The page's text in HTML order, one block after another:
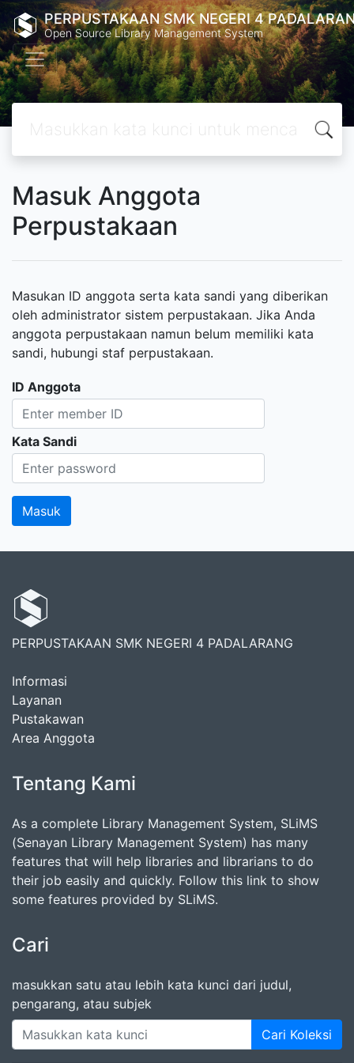
PERPUSTAKAAN SMK NEGERI 4
Open Source Library Management System
Masuk Anggota
Perpustakaan
Masukan ID anggota serta kata sandi yang diberikan
oleh administrator sistem perpustakaan. Jika Anda
anggota perpustakaan namun belum memiliki kata
sandi, hubungi staf perpustakaan.
ID Anggota
Kata Sandi
PERPUSTAKAAN SMK NEGERI 4 PADALARANG
Informasi
Layanan
Pustakawan
Area Anggota
Tentang Kami
As a complete Library Management System, SLiMS
(Senayan Library Management System) has many
features that will help libraries and librarians to do
their job easily and quickly. Follow this link to show
some features provided by SLiMS.
Cari
masukkan satu atau lebih kata kunci dari judul,
pengarang, atau subjek
Cari Koleksi